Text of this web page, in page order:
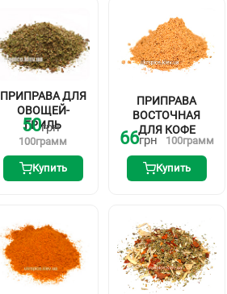
ПРИПРАВА ДЛЯ
ОВОЩЕЙ-
ГРИЛЬ
50грн
100грамм
Купить
ПРИПРАВА
ВОСТОЧНАЯ
ДЛЯ КОФЕ
66грн 100грамм
Купить